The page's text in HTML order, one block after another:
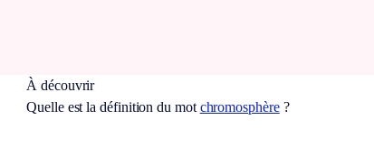
À découvrir
Quelle est la définition du mot chromosphère?